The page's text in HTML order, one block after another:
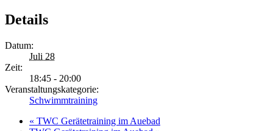
Details
Datum:
Juli 28
Zeit:
18:45 - 20:00
Veranstaltungskategorie:
Schwimmtraining
« TWC Gerätetraining im Auebad